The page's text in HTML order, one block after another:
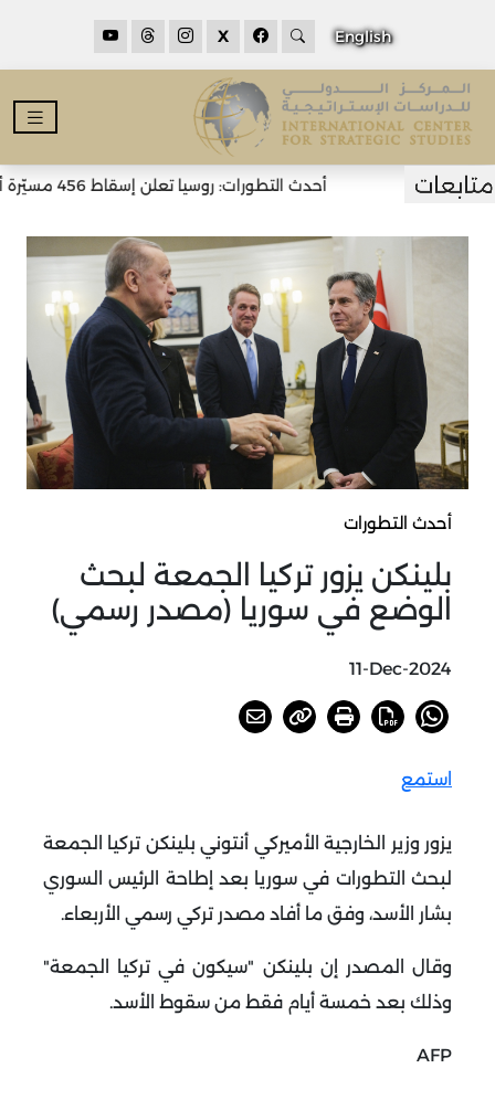
English
X
أحدث التطورات: روسيا تعلن إسقاط 456 مسيّرة أوكرانية خلال الليل وسقوط قتلى
أحدث التطورات
بلينكن يزور تركيا الجمعة لبحث
الوضع في سوريا (مصدر رسمي)
11-Dec-2024
استمع
يزور وزير الخارجية الأميركي أنتوني بلينكن تركيا الجمعة
لبحث التطورات في سوريا بعد إطاحة الرئيس السوري
بشار الأسد، وفق ما أفاد مصدر تركي رسمي الأربعاء.
وقال المصدر إن بلينكن "سيكون في تركيا الجمعة"
وذلك بعد خمسة أيام فقط من سقوط الأسد.
AFP